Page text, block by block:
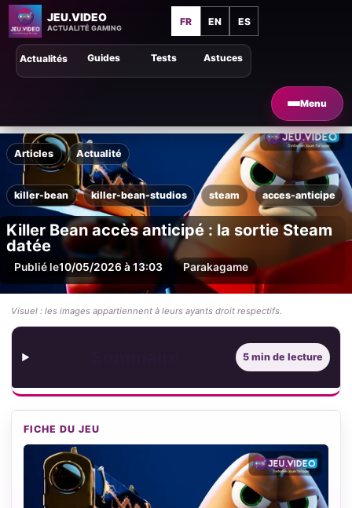
JEU.VIDEO
ACTUALITÉ GAMING
FR EN ES
Menu
Astuces
Guides Tests
Actualités
Articles Actualité
killer-bean killer-bean-studios steam acces-anticipe
Killer Bean accès anticipé : la sortie Steam
datée
Publié le10/05/2026 à 13:03 Parakagame
Visuel : les images appartiennent à leurs ayants droit respectifs.
5 min de lecture
FICHE DU JEU